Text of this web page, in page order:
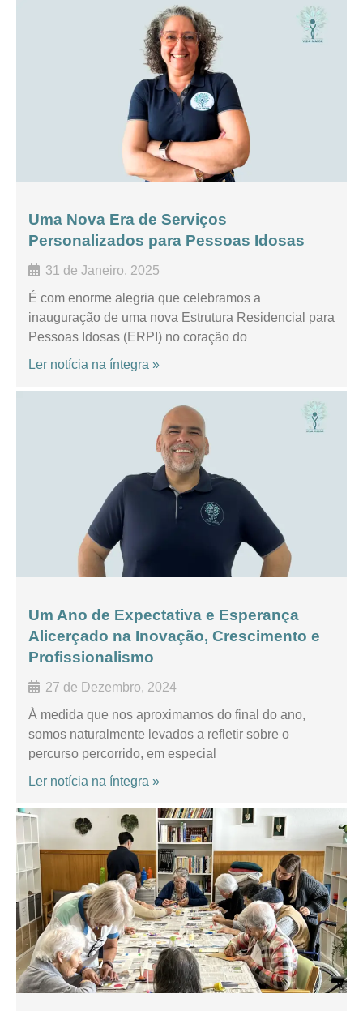
Uma Nova Era de Serviços
Personalizados para Pessoas Idosas
31 de Janeiro, 2025
É com enorme alegria que celebramos a
inauguração de uma nova Estrutura Residencial para
Pessoas Idosas (ERPI) no coração do
Ler notícia na íntegra »
Um Ano de Expectativa e Esperança
Alicerçado na Inovação, Crescimento e
Profissionalismo
27 de Dezembro, 2024
À medida que nos aproximamos do final do ano,
somos naturalmente levados a refletir sobre o
percurso percorrido, em especial
Ler notícia na íntegra »